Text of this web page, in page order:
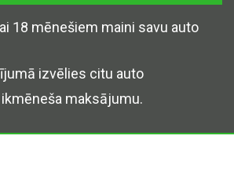
18 mēnešiem maini savu auto
izvēlies citu auto
maksājumu.